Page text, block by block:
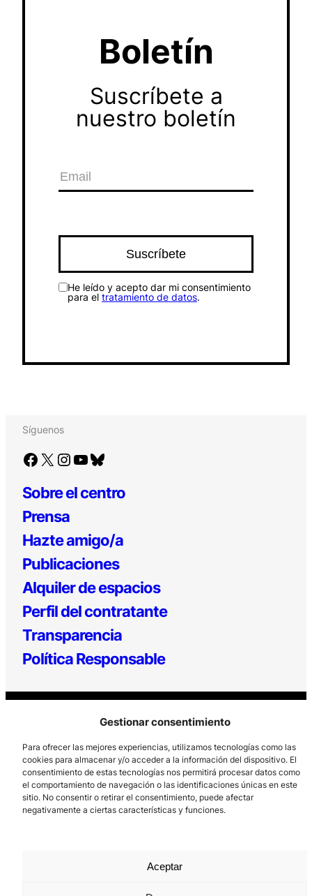
Gestionar consentimiento
Para ofrecer las mejores experiencias, utilizamos tecnologías como las
cookies para almacenar y/o acceder a la información del dispositivo. El
consentimiento de estas tecnologías nos permitirá procesar datos como
el comportamiento de navegación o las identificaciones únicas en este
sitio. No consentir o retirar el consentimiento, puede afectar
negativamente a ciertas características y funciones.
Aceptar
Boletín
Suscríbete a
nuestro boletín
He leído y acepto dar mi consentimiento
para el tratamiento de datos.
Síguenos
Facebook X Instagram YouTube Bluesky
Sobre el centro
Prensa
Hazte amigo/a
Publicaciones
Alquiler de espacios
Perfil del contratante
Transparencia
Política Responsable
Los Prados, 121 – 33203 Gijón
985 185 577 – info@laboralcentrodearte.org